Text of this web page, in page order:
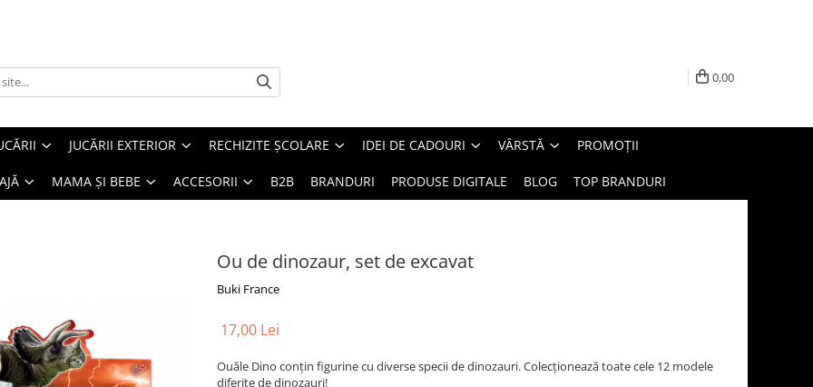
0,00
JUCĂRII EXTERIOR RECHIZITE ȘCOLARE IDEI DE CADOURI VÂRSTĂ PROMOȚII
MAMA ȘI BEBE ACCESORII B2B BRANDURI PRODUSE DIGITALE BLOG TOP BRANDURI
Ou de dinozaur, set de excavat
Buki France
17,00 Lei
Ouăle Dino conțin figurine cu diverse specii de dinozauri. Colecționează toate cele 12 modele
diferite de dinozauri!